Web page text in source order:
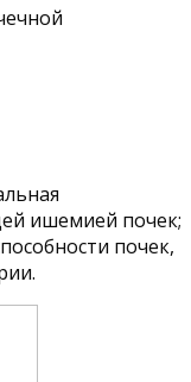
ишемией почек;
почек,